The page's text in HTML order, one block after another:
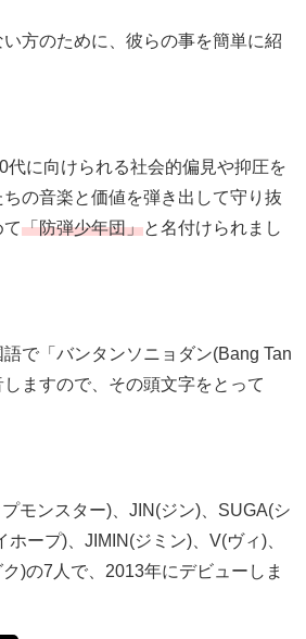
方のために、彼らの事を簡単に紹
代に向けられる社会的偏見や抑圧を
の音楽と価値を弾き出して守り抜
「防弾少年団」と名付けられまし
語で「バンタンソニョダン(Bang Tan
ますので、その頭文字をとって
モンスター)、JIN(ジン)、SUGA(シ
ホープ)、JIMIN(ジミン)、V(ヴィ)、
)の7人で、2013年にデビューしま